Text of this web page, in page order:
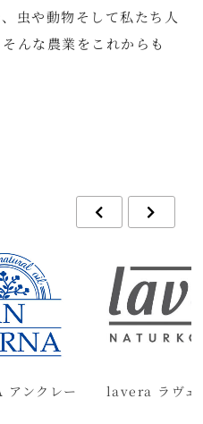
虫や動物そして私たち人
んな農業をこれからも
ンクレー
lavera ラヴェ